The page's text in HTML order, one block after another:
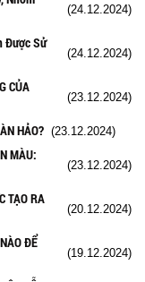
(24.12.2024)
Được Sử
(24.12.2024)
CỦA
(23.12.2024)
HẢO? (23.12.2024)
MÀU:
(23.12.2024)
TẠO RA
(20.12.2024)
ĐỂ
(19.12.2024)